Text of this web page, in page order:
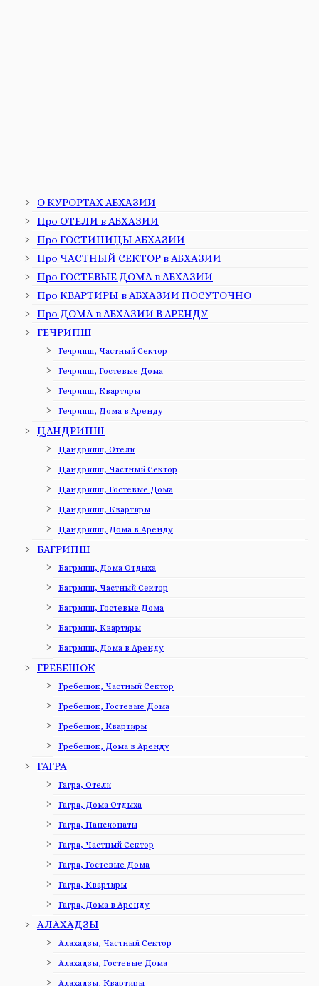
О КУРОРТАХ АБХАЗИИ
Про ОТЕЛИ в АБХАЗИИ
Про ГОСТИНИЦЫ АБХАЗИИ
Про ЧАСТНЫЙ СЕКТОР в АБХАЗИИ
Про ГОСТЕВЫЕ ДОМА в АБХАЗИИ
Про КВАРТИРЫ в АБХАЗИИ ПОСУТОЧНО
Про ДОМА в АБХАЗИИ В АРЕНДУ
ГЕЧРИПШ
Гечрипш, Частный Сектор
Гечрипш, Гостевые Дома
Гечрипш, Квартиры
Гечрипш, Дома в Аренду
ЦАНДРИПШ
Цандрипш, Отели
Цандрипш, Частный Сектор
Цандрипш, Гостевые Дома
Цандрипш, Квартиры
Цандрипш, Дома в Аренду
БАГРИПШ
Багрипш, Дома Отдыха
Багрипш, Частный Сектор
Багрипш, Гостевые Дома
Багрипш, Квартиры
Багрипш, Дома в Аренду
ГРЕБЕШОК
Гребешок, Частный Сектор
Гребешок, Гостевые Дома
Гребешок, Квартиры
Гребешок, Дома в Аренду
ГАГРА
Гагра, Отели
Гагра, Дома Отдыха
Гагра, Пансионаты
Гагра, Частный Сектор
Гагра, Гостевые Дома
Гагра, Квартиры
Гагра, Дома в Аренду
АЛАХАДЗЫ
Алахадзы, Частный Сектор
Алахадзы, Гостевые Дома
Алахадзы, Квартиры